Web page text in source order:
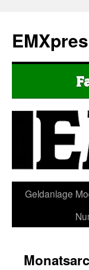
Geldanlage